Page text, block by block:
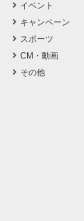
イベント
キャンペーン
スポーツ
CM・動画
その他